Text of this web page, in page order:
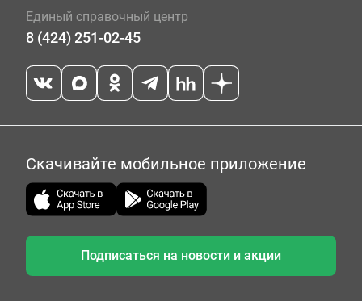
Единый справочный центр
8 (424) 251-02-45
Скачивайте мобильное приложение
Подписаться на новости и акции